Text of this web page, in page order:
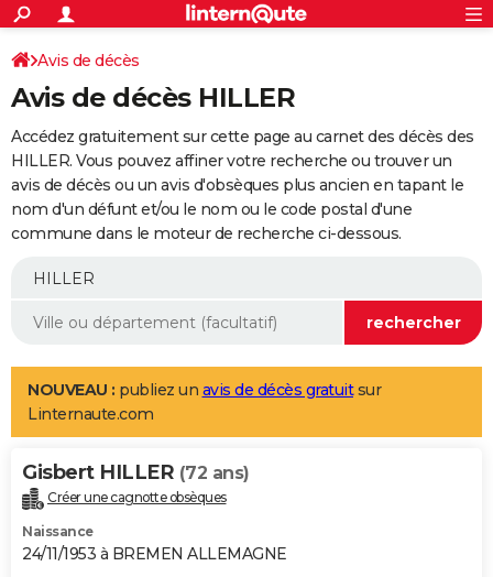
ACTUALITÉS
Politique
Société
Faits Divers
Education
Monde
Villes
+
SPORT
Coupe du monde 2026
Football
Tennis
Cyclisme
Rugby
Forum
Programme TV
TNTStreaming
Cinéma
Sorties cinéma
Musique
+
FINANCE
Retraite
Epargne
Immobilier
Risques naturels par ville
Banque
Assurance
AUTO
Essais
Réserver un essai
Citadines
Berlines
SUV
Forum auto
+
Mobiles
Meilleur smartphone
Internet
Ordinateurs
Jeux vidéo
Guide high-tech
Aménagement intérieur
LIFESTYLE
Art de vivre
Bien-être
Loisirs
Mode
Modes de vie
Alimentation
Guide de la santé
Maladies
Médicaments
Sommeil
VOYAGE
Destinations
City break
Voyage nature
Voyage de noces
Forum
Climat
+PHOTO
GUIDES D'ACHAT
Avis de décès
Avis de décès HILLER
Accédez gratuitement sur cette page au carnet des décès des
HILLER. Vous pouvez affiner votre recherche ou trouver un
avis de décès ou un avis d'obsèques plus ancien en tapant le
nom d'un défunt et/ou le nom ou le code postal d'une
commune dans le moteur de recherche ci-dessous.
NOUVEAU : publiez un avis de décès gratuitsur
Linternaute.com
Gisbert HILLER (72 ans)
Créer une cagnotte obsèques
Naissance
24/11/1953 à BREMEN ALLEMAGNE